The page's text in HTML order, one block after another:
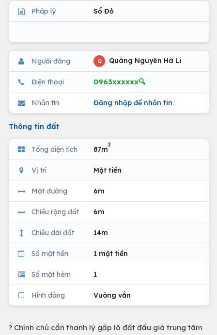
Pháp lý Sổ Đỏ
Người đăng Q Quàng Nguyên Hà Li
Điện thoại 0963xxxxxx🔍
Nhắn tin Đăng nhập để nhắn tin
Thông tin đất
Tổng diện tích 87m
2
Vị trí Mặt tiền
Mặt đường 6m
Chiều rộng đất 6m
Chiều dài đất 14m
Số mặt tiền 1 mặt tiền
Số mặt hẻm 1
Hình dáng Vuông vắn
? Chính chủ cần thanh lý gấp lô đất đấu giá trung tâm